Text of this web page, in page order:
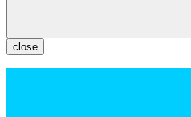
close